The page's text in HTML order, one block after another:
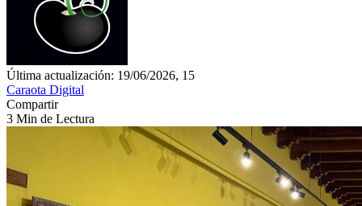
Última actualización: 19/06/2026, 15
Caraota Digital
Compartir
3 Min de Lectura